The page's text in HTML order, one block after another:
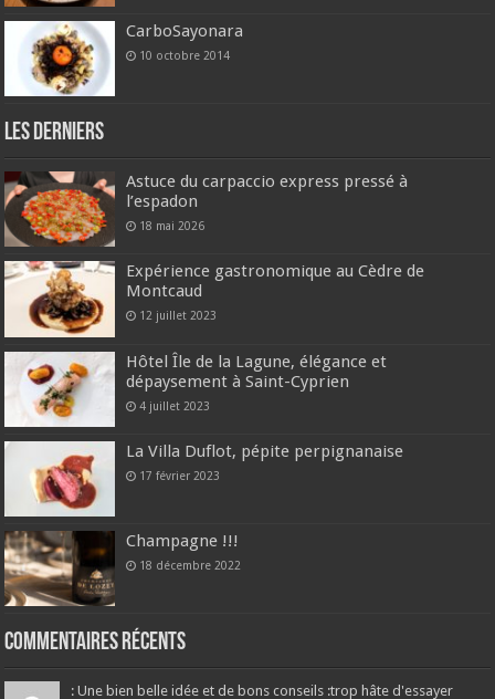
CarboSayonara
10 octobre 2014
Les derniers
Astuce du carpaccio express pressé à
l’espadon
18 mai 2026
Expérience gastronomique au Cèdre de
Montcaud
12 juillet 2023
Hôtel Île de la Lagune, élégance et
dépaysement à Saint-Cyprien
4 juillet 2023
La Villa Duflot, pépite perpignanaise
17 février 2023
Champagne !!!
18 décembre 2022
Commentaires récents
: Une bien belle idée et de bons conseils :trop hâte d'essayer